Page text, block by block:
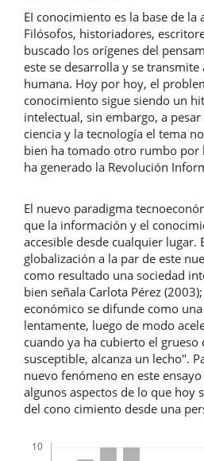
artículo
EI conocimiento es la base de la
Filósofos, historiadores,
buscado los orígenes del
este se desarrolla y se
humana. Hoy por hoy, el
conocimiento sigue siendo un
intelectual, sin embargo, a
ciencia y la tecnología el tema
bien ha tomado otro rumbo por
ha generado la Revolución
El nuevo paradigma
que la información y el
accesible desde cualquier lugar.
globalización a la par de este
como resultado una sociedad
bien señala Carlota Pérez
económico se difunde como
lentamente, luego de modo
cuando ya ha cubierto el grueso
susceptible, alcanza un lecho".
nuevo fenómeno en este
algunos aspectos de lo que hoy
del cono cimiento desde una